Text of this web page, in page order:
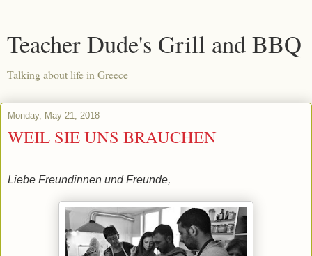
Teacher Dude's Grill and BBQ
Talking about life in Greece
Monday, May 21, 2018
WEIL SIE UNS BRAUCHEN
Liebe Freundinnen und Freunde,